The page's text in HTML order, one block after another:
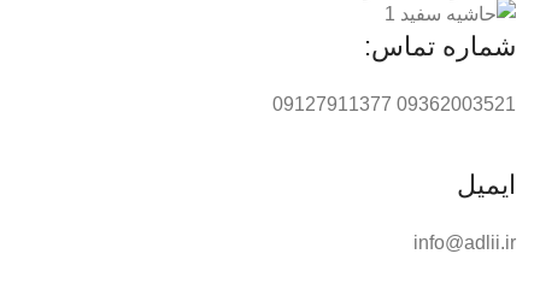
شماره تماس:
09362003521 09127911377
ایمیل
info@adlii.ir